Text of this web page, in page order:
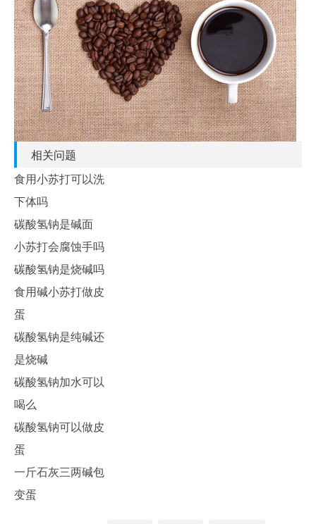
相关问题
食用小苏打可以洗
下体吗
碳酸氢钠是碱面
小苏打会腐蚀手吗
碳酸氢钠是烧碱吗
食用碱小苏打做皮
蛋
碳酸氢钠是纯碱还
是烧碱
碳酸氢钠加水可以
喝么
碳酸氢钠可以做皮
蛋
一斤石灰三两碱包
变蛋